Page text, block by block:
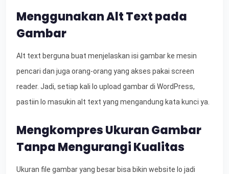
Menggunakan Alt Text pada
Gambar
Alt text berguna buat menjelaskan isi gambar ke mesin
pencari dan juga orang-orang yang akses pakai screen
reader. Jadi, setiap kali lo upload gambar di WordPress,
pastiin lo masukin alt text yang mengandung kata kunci ya.
Mengkompres Ukuran Gambar
Tanpa Mengurangi Kualitas
Ukuran file gambar yang besar bisa bikin website lo jadi